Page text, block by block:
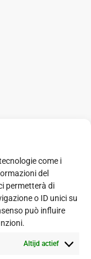
come i
del
permetterà di
o ID unici su
può influire
Altijd actief